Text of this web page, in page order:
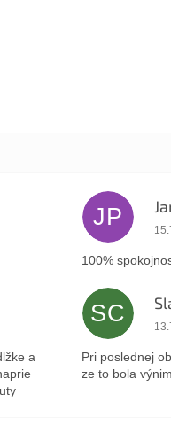
JP
100%
a
SC
Pri poslednej
ze to bola